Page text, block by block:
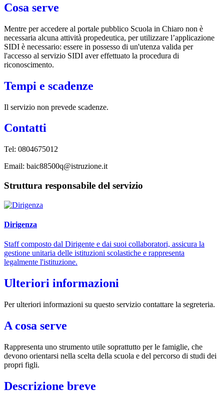
Cosa serve
Mentre per accedere al portale pubblico Scuola in Chiaro non è
necessaria alcuna attività propedeutica, per utilizzare l’applicazione
SIDI è necessario: essere in possesso di un'utenza valida per
l'accesso al servizio SIDI aver effettuato la procedura di
riconoscimento.
Tempi e scadenze
Il servizio non prevede scadenze.
Contatti
Tel: 0804675012
Email: baic88500q@istruzione.it
Struttura responsabile del servizio
Dirigenza
Staff composto dal Dirigente e dai suoi collaboratori, assicura la
gestione unitaria delle istituzioni scolastiche e rappresenta
legalmente l'istituzione.
Ulteriori informazioni
Per ulteriori informazioni su questo servizio contattare la segreteria.
A cosa serve
Rappresenta uno strumento utile soprattutto per le famiglie, che
devono orientarsi nella scelta della scuola e del percorso di studi dei
propri figli.
Descrizione breve